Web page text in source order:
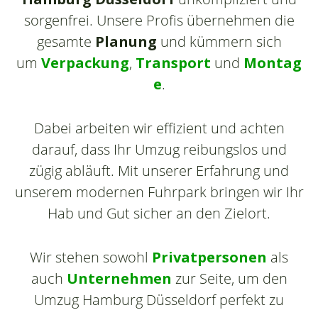
sorgenfrei. Unsere Profis übernehmen die
gesamte Planung und kümmern sich
um Verpackung, Transport und Montag
e.
Dabei arbeiten wir effizient und achten
darauf, dass Ihr Umzug reibungslos und
zügig abläuft. Mit unserer Erfahrung und
unserem modernen Fuhrpark bringen wir Ihr
Hab und Gut sicher an den Zielort.
Wir stehen sowohl Privatpersonen als
auch Unternehmen zur Seite, um den
Umzug Hamburg Düsseldorf perfekt zu